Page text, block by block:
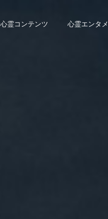
心霊コンテンツ 心霊エンタメ